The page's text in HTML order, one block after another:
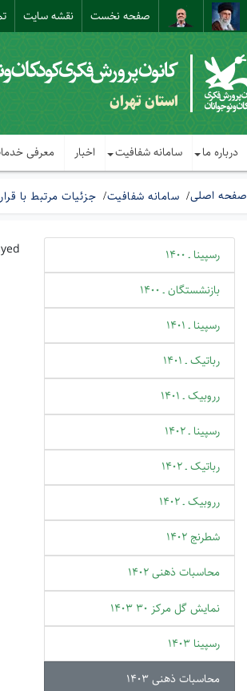
صفحه نخست نقشه سایت
استان تهران
درباره ما سامانه شفافیت اخبار معرفی
صفحه اصلی سامانه شفافیت جزئیات مرتبط با
رسپینا ـ 1400
بازنشستگان ـ 1400
رسپینا ـ 1401
رباتیک ـ 1401
رروبیک ـ 1401
رسپینا ـ 1402
رباتیک ـ 1402
رروبیک ـ 1402
شطرنج 1402
محاسبات ذهنی 1402
نمایش گل مرکز 30 1403
رسپینا 1403
محاسبات ذهنی 1403